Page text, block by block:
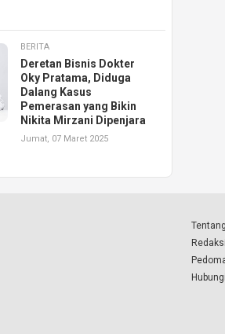
BERITA
Deretan Bisnis Dokter
Oky Pratama, Diduga
Dalang Kasus
Pemerasan yang Bikin
Nikita Mirzani Dipenjara
Jumat, 07 Maret 2025
Redaksi